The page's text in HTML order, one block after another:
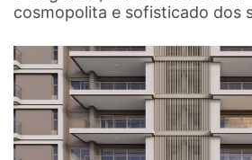
cosmopolita e sofisticado dos